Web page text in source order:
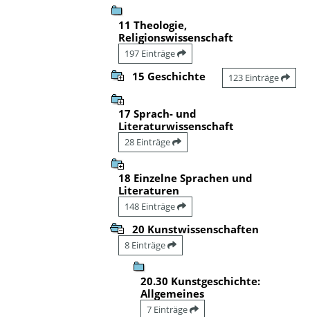
11 Theologie,
Religionswissenschaft
197 Einträge
15 Geschichte 123 Einträge
17 Sprach- und
Literaturwissenschaft
28 Einträge
18 Einzelne Sprachen und
Literaturen
148 Einträge
20 Kunstwissenschaften
8 Einträge
20.30 Kunstgeschichte:
Allgemeines
7 Einträge